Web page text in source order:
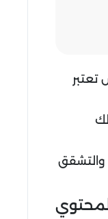
تعتبر
والتشقق